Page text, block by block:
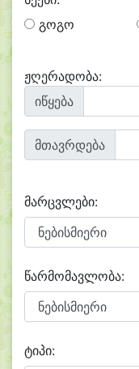
გოგო
ჟღერადობა:
იწყება
მთავრდება
მარცვლები:
წარმომავლობა:
ტიპი: